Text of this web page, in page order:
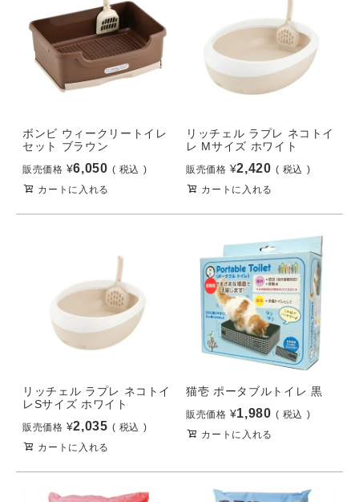
ボンビ ウィークリートイレ
セット ブラウン
販売価格 ¥6,050
税込
カートに入れる
リッチェル ラプレ ネコトイ
レ Mサイズ ホワイト
販売価格 ¥2,420
税込
カートに入れる
リッチェル ラプレ ネコトイ
レSサイズ ホワイト
販売価格 ¥2,035
税込
カートに入れる
猫壱 ポータブルトイレ 黒
販売価格 ¥1,980
税込
カートに入れる